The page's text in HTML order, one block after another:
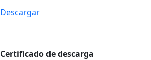
Descargar
Certificado de descarga